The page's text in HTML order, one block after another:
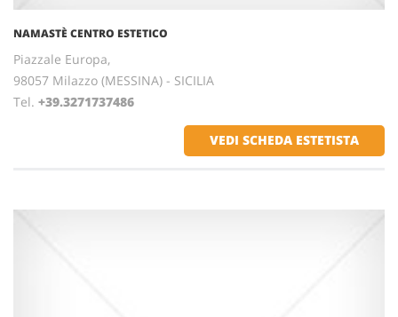
NAMASTÈ CENTRO ESTETICO
Piazzale Europa,
98057 Milazzo (MESSINA) - SICILIA
Tel. +39.3271737486
VEDI SCHEDA ESTETISTA